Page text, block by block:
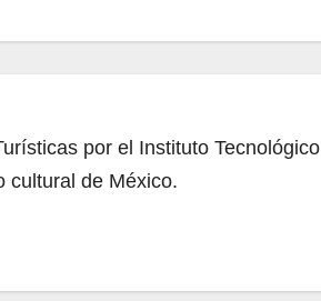
por el Instituto Tecnológico
cultural de México.